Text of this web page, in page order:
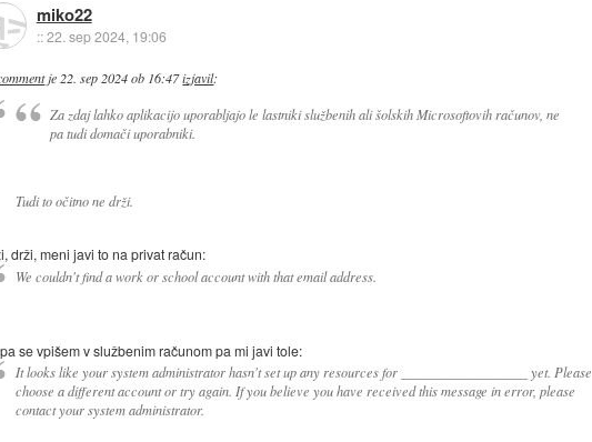
miko22
::22. sep 2024, 19:06
je22. sep 2024 ob 16:47izjavil:
Za zdaj lahko aplikacijo uporabljajo le lastniki službenih ali šolskih Microsoftovih računov, ne
pa tudi domači uporabniki.
Tudi to očitno ne drži.
drži, meni javi to na privat račun:
We couldn't find a work or school account with that email address.
se vpišem v službenim računom pa mi javi tole:
It looks like your system administrator hasn't set up any resources for ___________________ yet. Please
choose a different account or try again. If you believe you have received this message in error, please
contact your system administrator.